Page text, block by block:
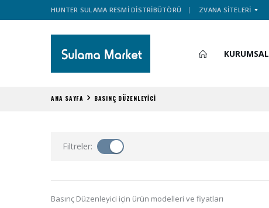
HUNTER SULAMA RESMİ DİSTRİBÜTÖRÜ ZVANA SİTELERİ
KURUMSAL
ANA SAYFA BASINÇ DÜZENLEYİCİ
Filtreler:
Basınç Düzenleyici için ürün modelleri ve fiyatları